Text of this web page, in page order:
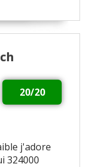
20/20
j'adore
324000